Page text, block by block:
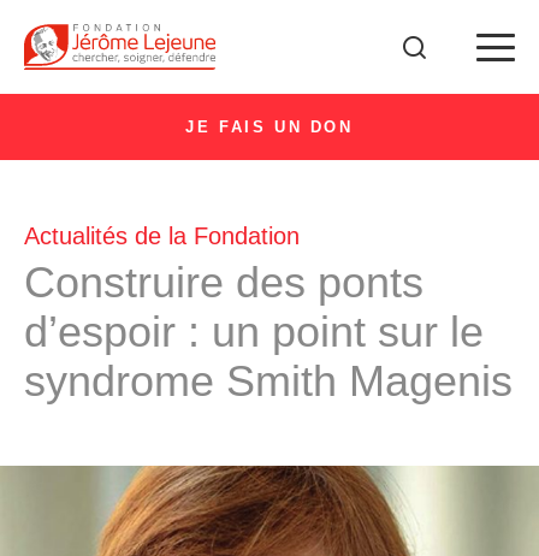
JE FAIS UN DON
Actualités de la Fondation
Construire des ponts
d’espoir : un point sur le
syndrome Smith Magenis